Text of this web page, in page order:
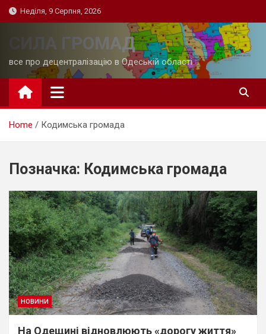
Skip
to
Неділя, 9 Серпня, 2026
СИЛА ГРОМАД
все про децентралізацію в Одеській області
Home Кодимська громада
Позначка: Кодимська громада
НОВИНИ
На Одещині відновлюють «дорогу життя»